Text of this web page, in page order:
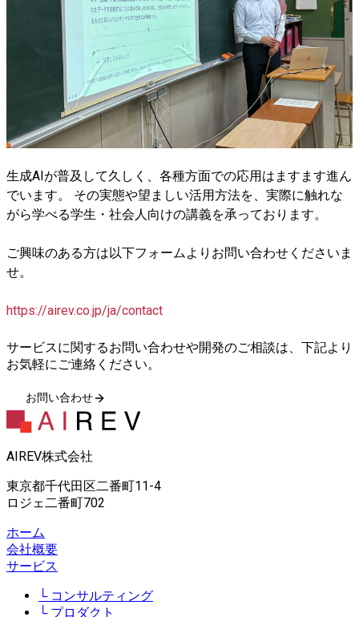
生成AIが普及して久しく、各種方面での応用はますます進ん
でいます。 その実態や望ましい活用方法を、実際に触れな
がら学べる学生・社会人向けの講義を承っております。
ご興味のある方は以下フォームよりお問い合わせくださいま
せ。
https://airev.co.jp/ja/contact
サービスに関するお問い合わせや開発のご相談は、下記より
お気軽にご連絡ください。
お問い合わせ
AIREV株式会社
東京都千代田区二番町11-4
ロジェ二番町702
ホーム
会社概要
サービス
コンサルティング
プロダクト